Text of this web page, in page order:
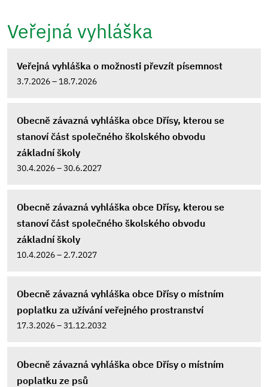
Veřejná vyhláška
Veřejná vyhláška o možnosti převzít písemnost
3.7.2026 – 18.7.2026
Obecně závazná vyhláška obce Dřísy, kterou se
stanoví část společného školského obvodu
základní školy
30.4.2026 – 30.6.2027
Obecně závazná vyhláška obce Dřísy, kterou se
stanoví část společného školského obvodu
základní školy
10.4.2026 – 2.7.2027
Obecně závazná vyhláška obce Dřísy o místním
poplatku za užívání veřejného prostranství
17.3.2026 – 31.12.2032
Obecně závazná vyhláška obce Dřísy o místním
poplatku ze psů